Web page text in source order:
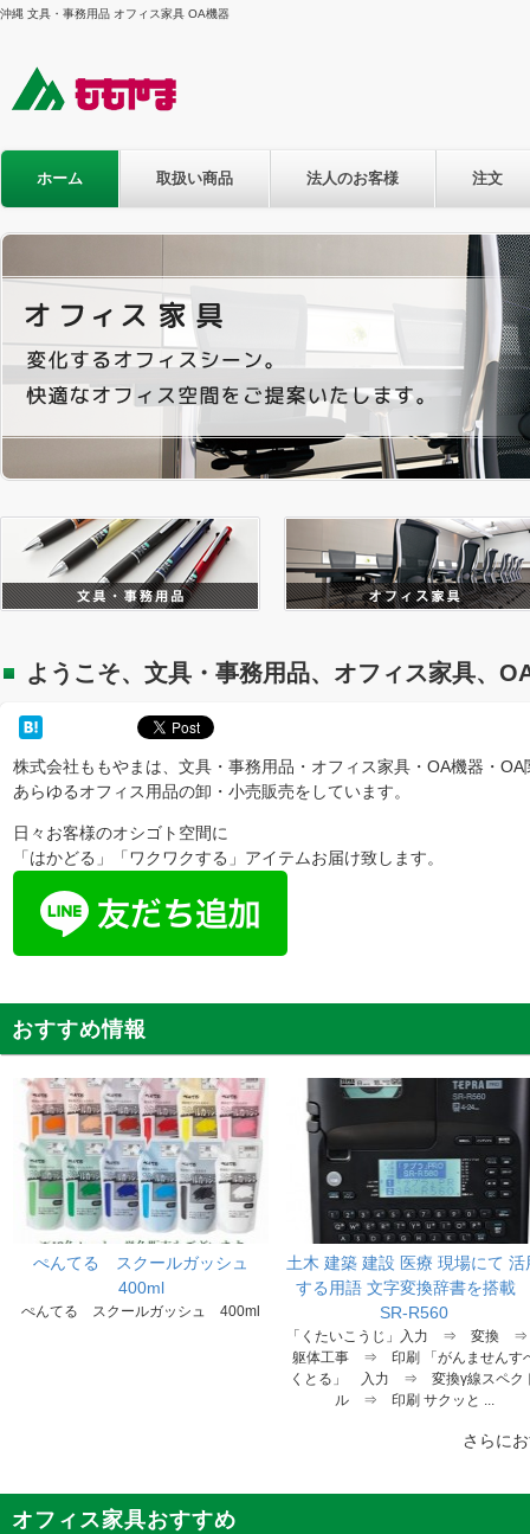
沖縄 文具・事務用品 オフィス家具 OA機器
ホーム 取扱い商品 法人のお客様 注文
ようこそ、文具・事務用品、オフィス家具、
株式会社ももやまは、文具・事務用品・オフィス家具・OA機器・OA
あらゆるオフィス用品の卸・小売販売をしています。
日々お客様のオシゴト空間に
「はかどる」「ワクワクする」アイテムお届け致します。
おすすめ情報
ぺんてる スクールガッシュ
400ml
ぺんてる スクールガッシュ 400ml
土木 建築 建設 医療 現場にて 活
する用語 文字変換辞書を搭
SR-R560
「くたいこうじ」入力 ⇒ 変換
躯体工事 ⇒ 印刷 「がんませんす
くとる」 入力 ⇒ 変換γ線スペク
ル ⇒ 印刷 サクッと ...
さらに
オフィス家具おすすめ